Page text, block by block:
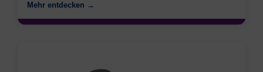
Mehr entdecken →